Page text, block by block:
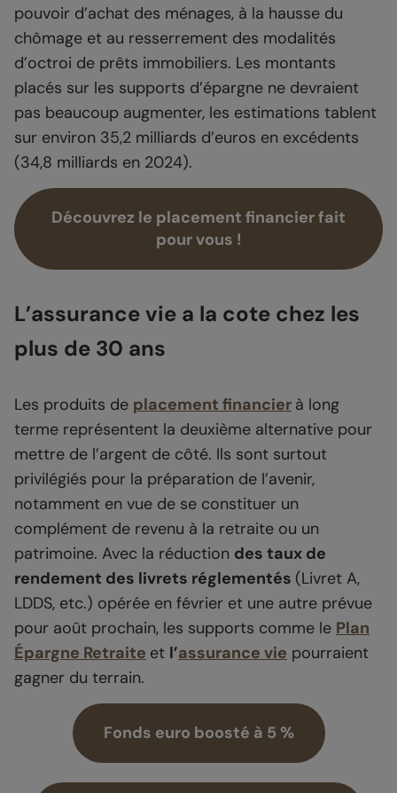
pouvoir d’achat des ménages, à la hausse du
chômage et au resserrement des modalités
d’octroi de prêts immobiliers. Les montants
placés sur les supports d’épargne ne devraient
pas beaucoup augmenter, les estimations tablent
sur environ 35,2 milliards d’euros en excédents
(34,8 milliards en 2024).
Découvrez le placement financier fait
pour vous !
L’assurance vie a la cote chez les
plus de 30 ans
Les produits de placement financier à long
terme représentent la deuxième alternative pour
mettre de l’argent de côté. Ils sont surtout
privilégiés pour la préparation de l’avenir,
notamment en vue de se constituer un
complément de revenu à la retraite ou un
patrimoine. Avec la réduction des taux de
rendement des livrets réglementés (Livret A,
LDDS, etc.) opérée en février et une autre prévue
pour août prochain, les supports comme le Plan
Épargne Retraite et l’assurance vie pourraient
gagner du terrain.
Fonds euro boosté à 5 %